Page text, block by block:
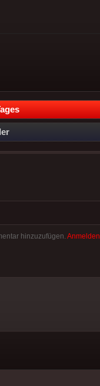
hinzuzufügen. Anmelden